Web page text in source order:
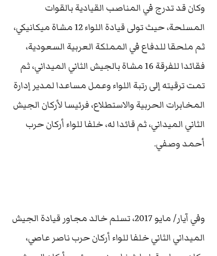
وكان قد تدرج في المناصب القيادية بالقوات
المسلحة، حيث تولى قيادة اللواء 12 مشاة ميكانيكي،
ثم ملحقا للدفاع في المملكة العربية السعودية،
فقائدا للفرقة 16 مشاة بالجيش الثاني الميداني، ثم
تمت ترقيته إلى رتبة اللواء وعمل مساعدا لمدير إدارة
المخابرات الحربية والاستطلاع، فرئيسا لأركان الجيش
الثاني الميداني، ثم قائدا له، خلفا للواء أركان حرب
أحمد وصفي.
وفي آيار/ مايو 2017، تسلم خالد مجاور قيادة الجيش
الميداني الثاني خلفا للواء أركان حرب ناصر عاصي،